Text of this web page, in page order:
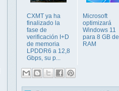
CXMT ya ha
finalizado la
fase de
verificación I+D
de memoria
LPDDR6 a 12,8
Gbps, su p...
Microsoft
optimizará
Windows 11
para 8 GB de
RAM